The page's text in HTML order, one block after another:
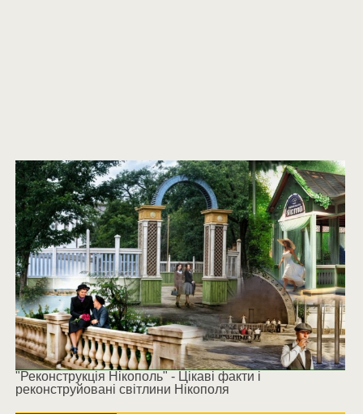
"Реконструкція Нікополь" - Цікаві факти і
реконструйовані світлини Нікополя